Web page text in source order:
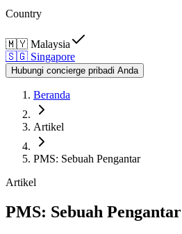
Country
🇲🇾 Malaysia
🇸🇬 Singapore
Hubungi concierge pribadi Anda
Beranda
Artikel
PMS: Sebuah Pengantar
Artikel
PMS: Sebuah Pengantar